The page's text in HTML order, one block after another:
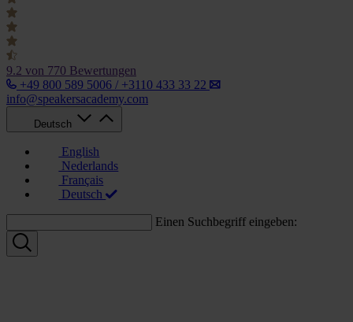
9.2 von 770 Bewertungen
+49 800 589 5006 / +3110 433 33 22
info@speakersacademy.com
Deutsch
English
Nederlands
Français
Deutsch
Einen Suchbegriff eingeben: